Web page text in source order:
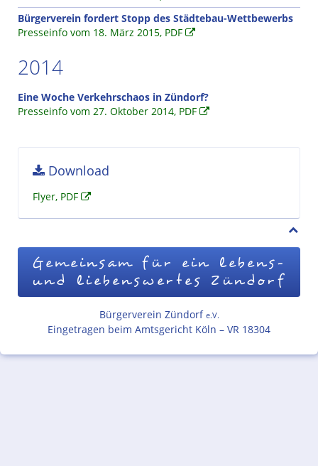
Bürgerverein fordert Stopp des Städtebau-Wettbewerbs
Presseinfo vom 18. März 2015, PDF
2014
Eine Woche Verkehrschaos in Zündorf?
Presseinfo vom 27. Oktober 2014, PDF
Download
Flyer, PDF
Gemeinsam für ein lebens-
und liebenswertes Zündorf
Bürgerverein Zündorf e.V.
Eingetragen beim Amtsgericht Köln – VR 18304